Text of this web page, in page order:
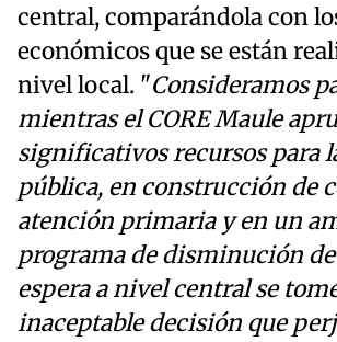
central, comparándola con
económicos que se están
nivel local. "Consideramos
mientras el CORE Maule
significativos recursos para
pública, en construcción de
atención primaria y en un
programa de disminución
espera a nivel central se
inaceptable decisión que